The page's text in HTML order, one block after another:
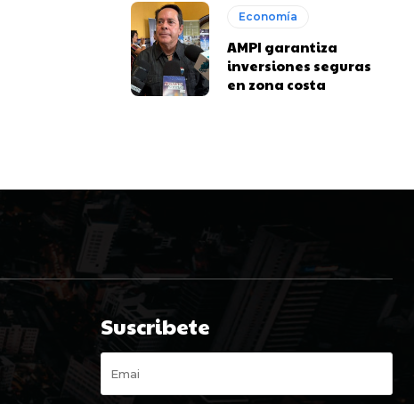
Economía
AMPI garantiza
inversiones seguras
en zona costa
Suscribete